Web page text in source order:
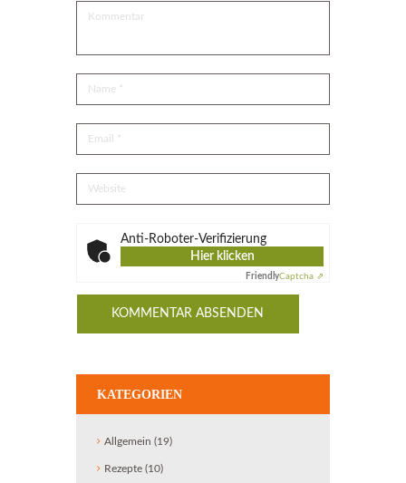
Anti-Roboter-Verifizierung
Hier klicken
FriendlyCaptcha ⇗
KATEGORIEN
Allgemein (19)
Rezepte (10)